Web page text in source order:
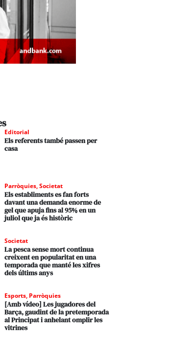
Editorial
Els referents també passen per
casa
Parròquies,Societat
Els establiments es fan forts
davant una demanda enorme de
gel que apuja fins al 95% en un
juliol que ja és històric
Societat
La pesca sense mort continua
creixent en popularitat en una
temporada que manté les xifres
dels últims anys
Esports, Parròquies
[Amb vídeo] Les jugadores del
Barça, gaudint de la pretemporada
al Principat i anhelant omplir les
vitrines